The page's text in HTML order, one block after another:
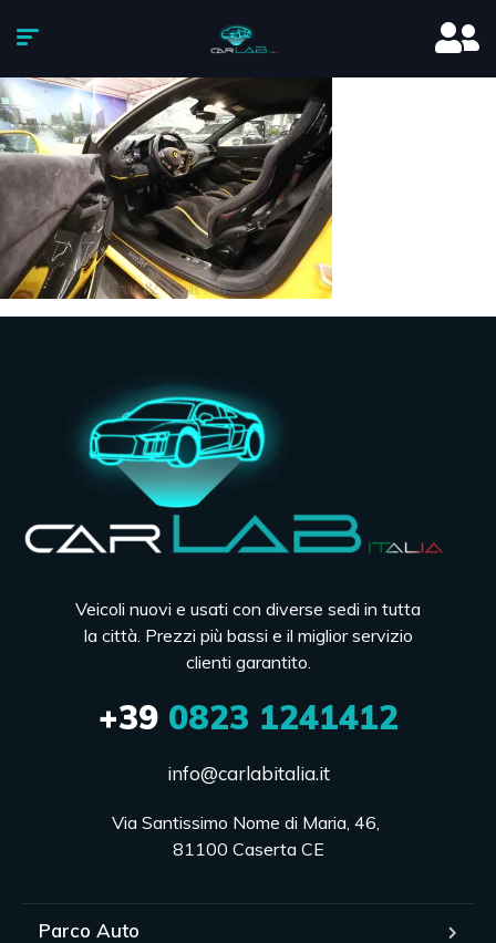
Veicoli nuovi e usati con diverse sedi in tutta
la città. Prezzi più bassi e il miglior servizio
clienti garantito.
+390823 1241412
info@carlabitalia.it
Via Santissimo Nome di Maria, 46,
81100 Caserta CE
Parco Auto